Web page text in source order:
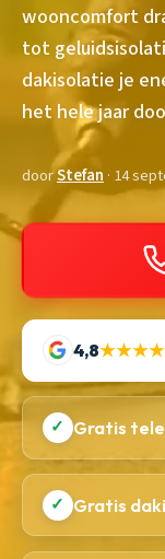
wooncomfort
tot
dakisolatie je
het hele jaar
doorStefan · 14
4,8
✓ Gratis
✓ Gratis